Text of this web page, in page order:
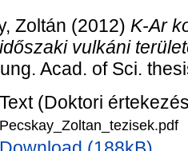
Zoltán (2012) K-Ar
vulkáni
Acad. of Sci.
Text (Doktori
Pecskay_Zoltan_tezisek.pdf